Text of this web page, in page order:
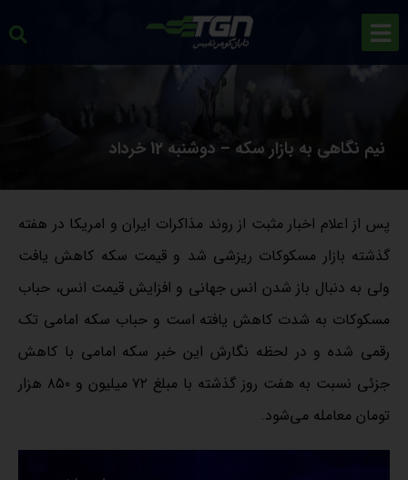
نیم نگاهی به بازار سکه – دوشنبه 12 خرداد
پس از اعلام اخبار مثبت از روند مذاکرات ایران و امریکا در هفته
گذشته بازار مسکوکات ریزشی شد و قیمت سکه کاهش یافت
ولی به دنبال باز شدن انس جهانی و افزایش قیمت انس، حباب
مسکوکات به شدت کاهش یافته است و حباب سکه امامی تک
رقمی شده و در لحظه نگارش این خبر سکه امامی با کاهش
جزئی نسبت به هفت روز گذشته با مبلغ ۷۲ میلیون و ۸۵۰ هزار
تومان معامله می‌شود.